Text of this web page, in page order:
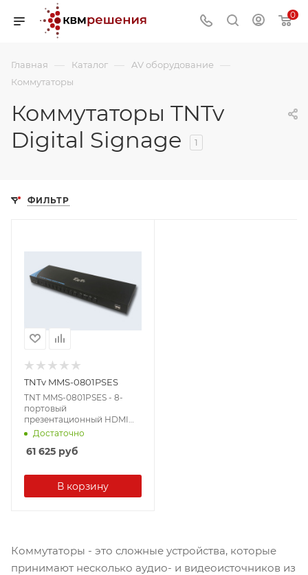
0
Главная — Каталог — AV оборудование —
Коммутаторы
Коммутаторы TNTv
Digital Signage
1
ФИЛЬТР
TNTv MMS-0801PSES
TNT MMS-0801PSES - 8-
портовый
презентационный HDMI
видеокоммутатор, HDMI,
8x1 монитор, без разрывов,
(до 4K 3840x2160 30Hz,
480p/720p/1080i/1080p,
seamless, scaler/
встроенный масштабатор
Достаточно
61 625 руб
В корзину
Коммутаторы - это сложные устройства, которые
принимают несколько аудио- и видеоисточников из